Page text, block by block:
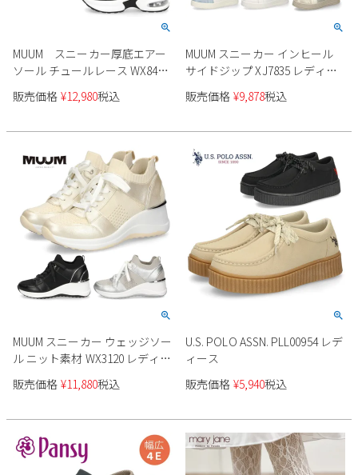
MUUM スニーカー厚底エアー
ソール チュールレース WX8400
レディース
販売価格 ¥12,980税込
MUUM スニーカー インヒール
サイドジップ XJ7835 レディー
ス
販売価格 ¥9,878税込
MUUM スニーカー ウェッジソー
ル ニット素材 WX3120 レディー
ス
販売価格 ¥11,880税込
U.S. POLO ASSN. PLL00954 レデ
ィース
販売価格 ¥5,940税込